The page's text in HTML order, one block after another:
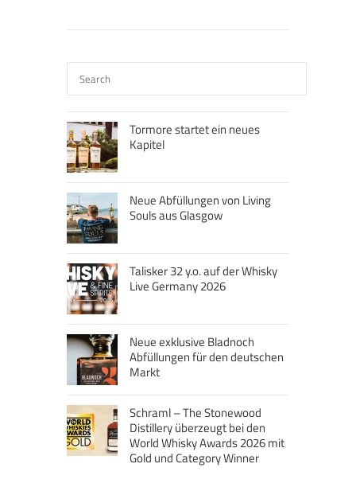
Tormore startet ein neues
Kapitel
Neue Abfüllungen von Living
Souls aus Glasgow
Talisker 32 y.o. auf der Whisky
Live Germany 2026
Neue exklusive Bladnoch
Abfüllungen für den deutschen
Markt
Schraml – The Stonewood
Distillery überzeugt bei den
World Whisky Awards 2026 mit
Gold und Category Winner